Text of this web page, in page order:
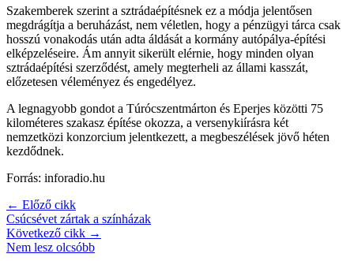
Szakemberek szerint a sztrádaépítésnek ez a módja jelentősen
megdrágítja a beruházást, nem véletlen, hogy a pénzügyi tárca csak
hosszú vonakodás után adta áldását a kormány autópálya-építési
elképzeléseire. Ám annyit sikerült elérnie, hogy minden olyan
sztrádaépítési szerződést, amely megterheli az állami kasszát,
előzetesen véleményez és engedélyez.
A legnagyobb gondot a Túrócszentmárton és Eperjes közötti 75
kilométeres szakasz építése okozza, a versenykiírásra két
nemzetközi konzorcium jelentkezett, a megbeszélések jövő héten
kezdődnek.
Forrás: inforadio.hu
← Előző cikk
Csúcsévet zártak a színházak
Következő cikk →
Nem lesz olcsóbb